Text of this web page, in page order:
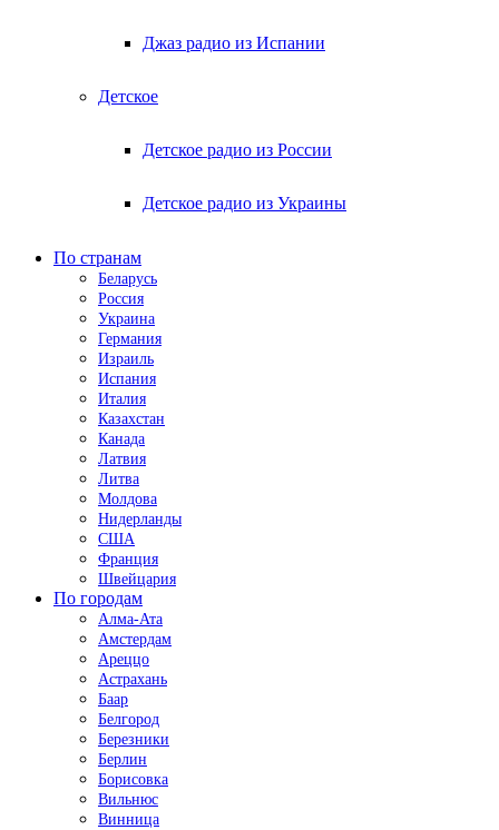
Джаз радио из Испании
Детское
Детское радио из России
Детское радио из Украины
По странам
Беларусь
Россия
Украина
Германия
Израиль
Испания
Италия
Казахстан
Канада
Латвия
Литва
Молдова
Нидерланды
США
Франция
Швейцария
По городам
Алма-Ата
Амстердам
Ареццо
Астрахань
Баар
Белгород
Березники
Берлин
Борисовка
Вильнюс
Винница